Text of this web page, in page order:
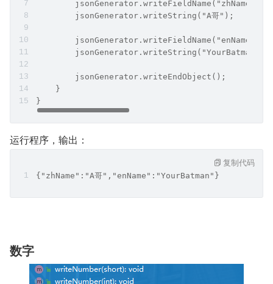
可把 Java 中的 String 类型、Reader 类型、char[]字符数组
类型等等写为 JSON 的字符串形式。
@Test
public void test3() throws IOException {
    JsonFactory factory = new JsonFactory();
        jsonGenerator.writeStartObject();
        jsonGenerator.writeString("YourBatman");